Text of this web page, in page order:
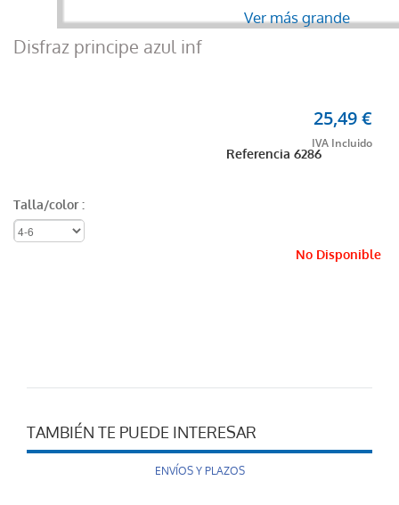
Ver más grande
Disfraz principe azul inf
Referencia6286
25,49 €
Talla/color :
No Disponible
TAMBIÉN TE PUEDE INTERESAR
ENVÍOS Y PLAZOS